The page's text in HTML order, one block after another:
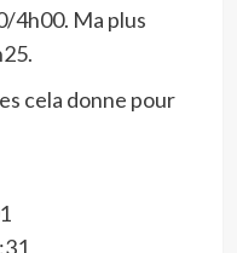
4h00. Ma plus
cela donne pour